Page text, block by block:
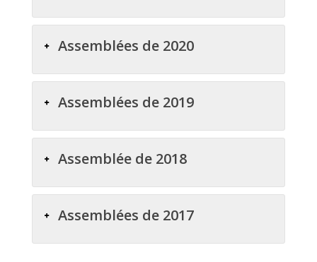
Assemblées de 2020
Assemblées de 2019
Assemblée de 2018
Assemblées de 2017